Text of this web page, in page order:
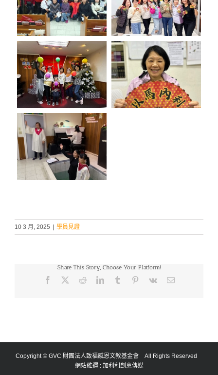
10 3 月, 2025 學員見證
Share This Story, Choose Your Platform!
Facebook RedditLinkedInTumblr Pinterest
Vk Email:
Copyright © GVC 財團法人致福感恩文教基金會 All Rights Reserved
網站維運 : 加利利創意傳媒